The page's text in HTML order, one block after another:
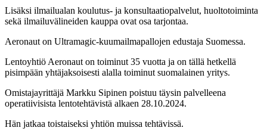
Lisäksi ilmailualan koulutus- ja konsultaatiopalvelut, huoltotoiminta
sekä ilmailuvälineiden kauppa ovat osa tarjontaa.
Aeronaut on Ultramagic-kuumailmapallojen edustaja Suomessa.
Lentoyhtiö Aeronaut on toiminut 35 vuotta ja on tällä hetkellä
pisimpään yhtäjaksoisesti alalla toiminut suomalainen yritys.
Omistajayrittäjä Markku Sipinen poistuu täysin palvelleena
operatiivisista lentotehtävistä alkaen 28.10.2024.
Hän jatkaa toistaiseksi yhtiön muissa tehtävissä.